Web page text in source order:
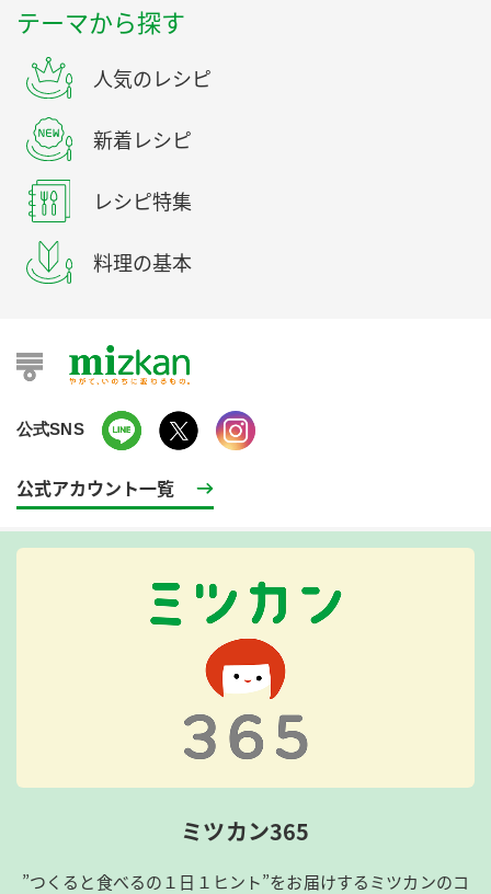
テーマから探す
人気のレシピ
新着レシピ
レシピ特集
料理の基本
公式SNS
公式アカウント一覧
ミツカン365
”つくると食べるの１日１ヒント”をお届けするミツカンのコ